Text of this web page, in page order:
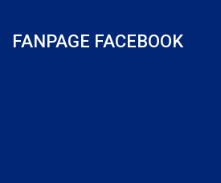
FANPAGE FACEBOOK